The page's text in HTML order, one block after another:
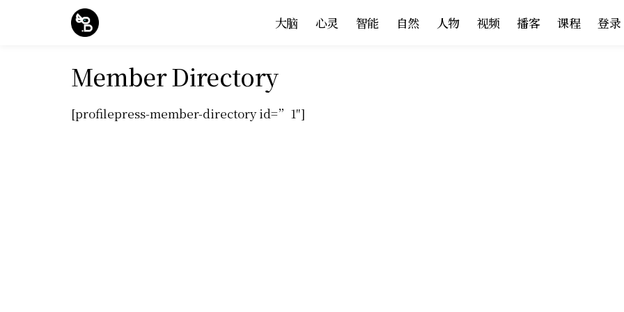
大脑 心灵 智能 自然 人物 视频 播客 课程 登录
Member Directory
[profilepress-member-directory id=”1″]